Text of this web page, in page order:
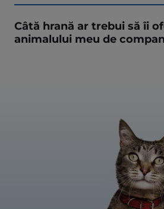
Câtă hrană ar trebui să îi
animalului meu de